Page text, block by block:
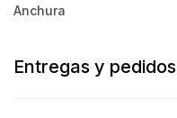
Anchura
Entregas y pedidos